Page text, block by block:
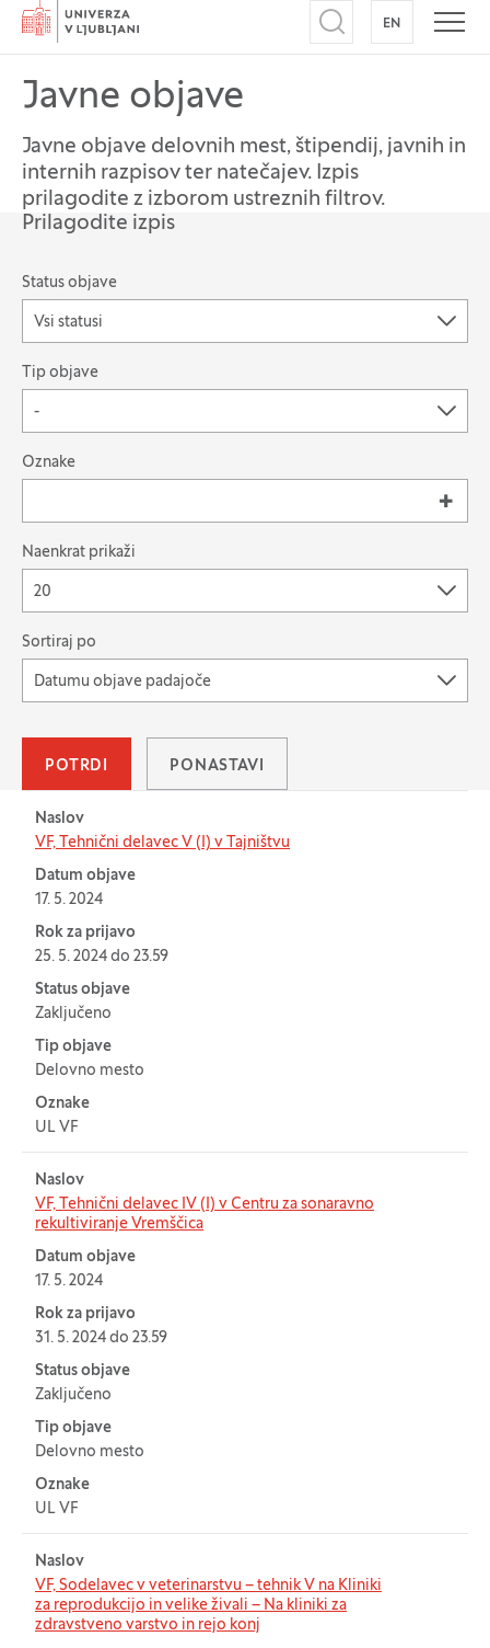
Domov
Odpri iskalnik
EN NA
Javne objave
Javne objave delovnih mest, štipendij, javnih in
internih razpisov ter natečajev. Izpis
prilagodite z izborom ustreznih filtrov.
Prilagodite izpis
Možnost filtriranja zapisov
Status objave
Vsi statusi
Tip objave
-
Oznake
Naenkrat prikaži
20
Sortiraj po
Datumu objave padajoče
POTRDI PONASTAVI
Naslov
VF, Tehnični delavec V (I) v Tajništvu
Datum objave
17. 5. 2024
Rok za prijavo
25. 5. 2024 do 23.59
Status objave
Zaključeno
Tip objave
Delovno mesto
Oznake
UL VF
Naslov
VF, Tehnični delavec IV (I) v Centru za sonaravno
rekultiviranje Vremščica
Datum objave
17. 5. 2024
Rok za prijavo
31. 5. 2024 do 23.59
Status objave
Zaključeno
Tip objave
Delovno mesto
Oznake
UL VF
Naslov
VF, Sodelavec v veterinarstvu – tehnik V na Kliniki
za reprodukcijo in velike živali – Na kliniki za
zdravstveno varstvo in rejo konj